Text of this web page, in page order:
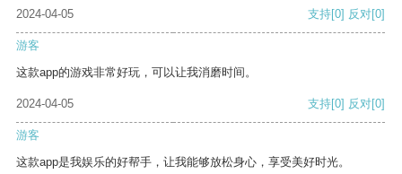
2024-04-05 支持[0] 反对[0]
游客
这款app的游戏非常好玩，可以让我消磨时间。
2024-04-05 支持[0] 反对[0]
游客
这款app是我娱乐的好帮手，让我能够放松身心，享受美好时光。